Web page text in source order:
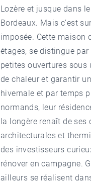
Lozère et jusque dans
Bordeaux. Mais c’est
imposée. Cette maison
étages, se distingue
petites ouvertures
de chaleur et garantir
hivernale et par temps
normands, leur
la longère renaît de ses
architecturales et
des investisseurs
rénover en campagne.
ailleurs se réalisent